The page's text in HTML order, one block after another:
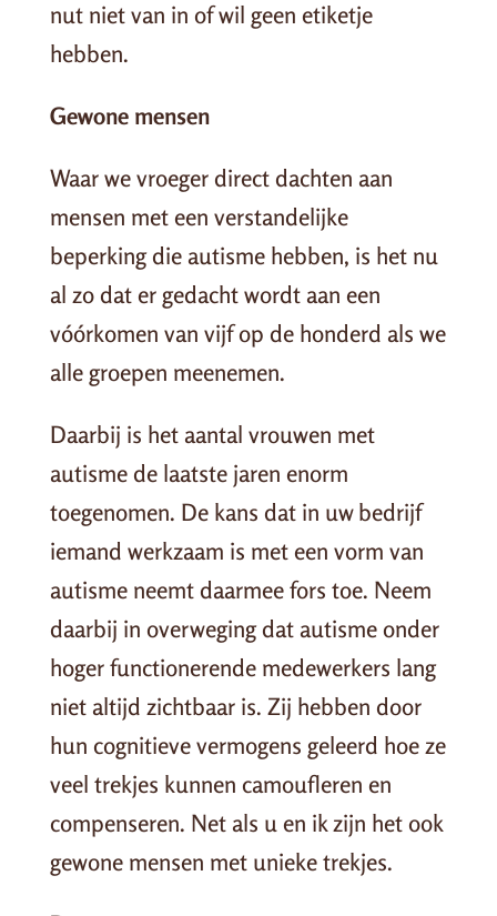
nut niet van in of wil geen etiketje
hebben.
Gewone mensen
Waar we vroeger direct dachten aan
mensen met een verstandelijke
beperking die autisme hebben, is het nu
al zo dat er gedacht wordt aan een
vóórkomen van vijf op de honderd als we
alle groepen meenemen.
Daarbij is het aantal vrouwen met
autisme de laatste jaren enorm
toegenomen. De kans dat in uw bedrijf
iemand werkzaam is met een vorm van
autisme neemt daarmee fors toe. Neem
daarbij in overweging dat autisme onder
hoger functionerende medewerkers lang
niet altijd zichtbaar is. Zij hebben door
hun cognitieve vermogens geleerd hoe ze
veel trekjes kunnen camoufleren en
compenseren. Net als u en ik zijn het ook
gewone mensen met unieke trekjes.